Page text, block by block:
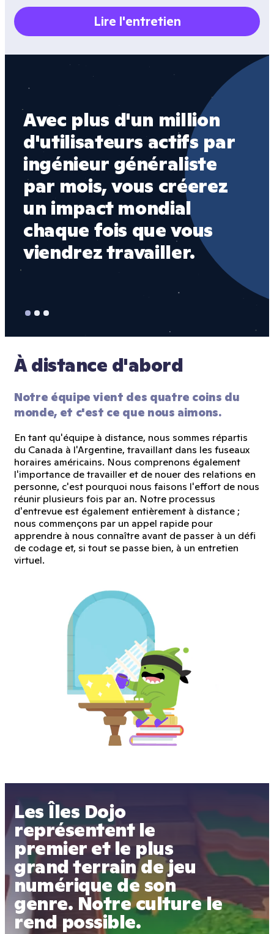
Lire l'entretien
Avec plus d'un million
d'utilisateurs actifs par
ingénieur généraliste
par mois, vous créerez
un impact mondial
chaque fois que vous
viendrez travailler.
À distance d'abord
Notre équipe vient des quatre coins du
monde, et c'est ce que nous aimons.
En tant qu'équipe à distance, nous sommes répartis
du Canada à l'Argentine, travaillant dans les fuseaux
horaires américains. Nous comprenons également
l'importance de travailler et de nouer des relations en
personne, c'est pourquoi nous faisons l'effort de nous
réunir plusieurs fois par an. Notre processus
d'entrevue est également entièrement à distance ;
nous commençons par un appel rapide pour
apprendre à nous connaître avant de passer à un défi
de codage et, si tout se passe bien, à un entretien
virtuel.
Les Îles Dojo
représentent le
premier et le plus
grand terrain de jeu
numérique de son
genre. Notre culture le
rend possible.